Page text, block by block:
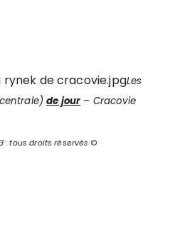
Les
de jour – Cracovie
: tous droits réservés ©